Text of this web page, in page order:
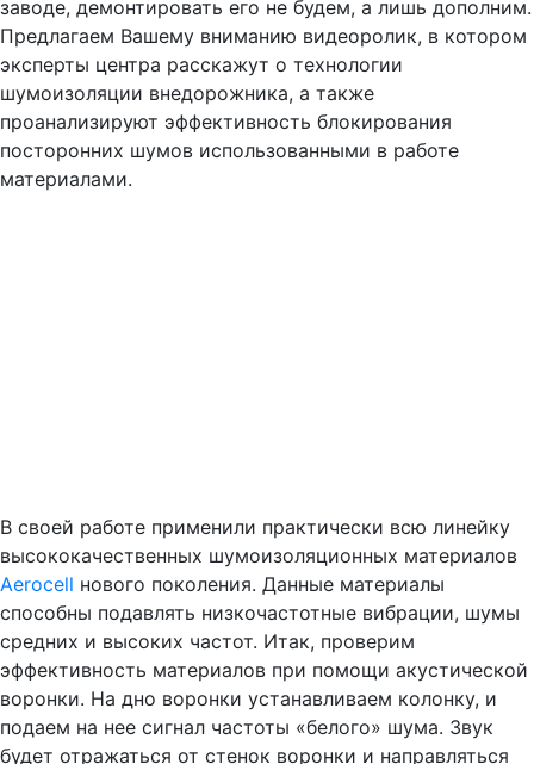
заводе, демонтировать его не будем, а лишь дополним.
Предлагаем Вашему вниманию видеоролик, в котором
эксперты центра расскажут о технологии
шумоизоляции внедорожника, а также
проанализируют эффективность блокирования
посторонних шумов использованными в работе
материалами.
В своей работе применили практически всю линейку
высококачественных шумоизоляционных материалов
Aerocell нового поколения. Данные материалы
способны подавлять низкочастотные вибрации, шумы
средних и высоких частот. Итак, проверим
эффективность материалов при помощи акустической
воронки. На дно воронки устанавливаем колонку, и
подаем на нее сигнал частоты «белого» шума. Звук
будет отражаться от стенок воронки и направляться